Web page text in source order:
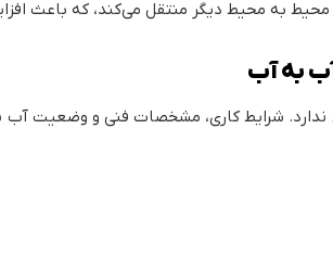
یک محیط به محیط دیگر منتقل می‌کند، که
به آب
شرایط کاری، مشخصات فنی و وضعیت آب